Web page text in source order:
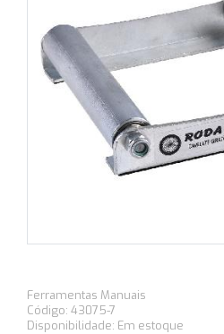
Ferramentas Manuais
Código: 43075-7
Disponibilidade: Em estoque